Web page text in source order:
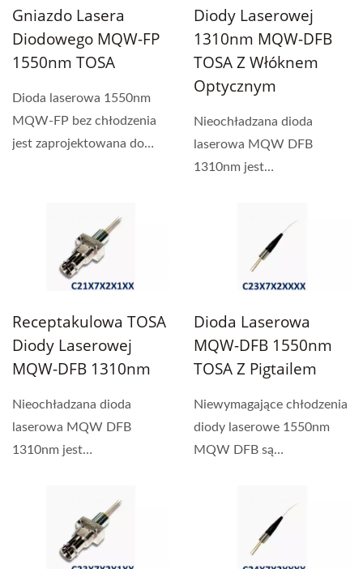
Gniazdo Lasera
Diodowego MQW-FP
1550nm TOSA
Dioda laserowa 1550nm
MQW-FP bez chłodzenia
jest zaprojektowana do
Diody Laserowej
1310nm MQW-DFB
TOSA Z Włóknem
Optycznym
Nieochładzana dioda
laserowa MQW DFB
1310nm jest
jednomodowym...
Receptakulowa TOSA
Diody Laserowej
MQW-DFB 1310nm
Nieochładzana dioda
laserowa MQW DFB
1310nm jest
jednomodowym...
Dioda Laserowa
MQW-DFB 1550nm
TOSA Z Pigtailem
Niewymagające chłodzenia
diody laserowe 1550nm
MQW DFB są